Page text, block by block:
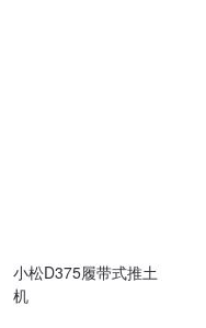
小松D375履带式推土
机